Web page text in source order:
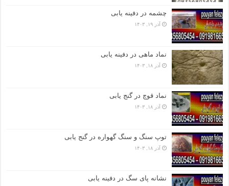
چشمه در دفینه یابی
آذر ۱۹, ۱۴۰۳
نماد ماهی در دفینه یابی
آذر ۱۸, ۱۴۰۳
نماد قوچ در گنج یابی
آذر ۱۸, ۱۴۰۳
توپ سنگ و سنگ گهواره در گنج یابی
آذر ۱۸, ۱۴۰۳
نشانه پای سگ در دفینه یابی